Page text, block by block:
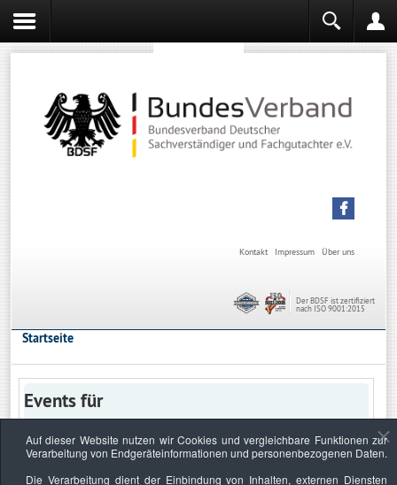
Über uns
Impressum
Kontakt
Der BDSF ist zertifiziert
nach ISO 9001:2015
Startseite
Events für
Auf dieser Website nutzen wir Cookies und vergleichbare Funktionen zur
Verarbeitung von Endgeräteinformationen und personenbezogenen Daten.
Die Verarbeitung dient der Einbindung von Inhalten, externen Diensten